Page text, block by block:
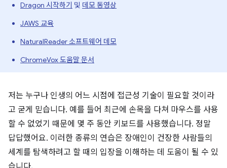
Dragon 시작하기 및 데모 동영상
JAWS 교육
NaturalReader 소프트웨어 데모
ChromeVox 도움말 문서
저는 누구나 인생의 어느 시점에 접근성 기술이 필요할 것이라
고 굳게 믿습니다. 예를 들어 최근에 손목을 다쳐 마우스를 사용
할 수 없었기 때문에 몇 주 동안 키보드를 사용했습니다. 정말
답답했어요. 이러한 종류의 연습은 장애인이 건장한 사람들의
세계를 탐색하려고 할 때의 입장을 이해하는 데 도움이 될 수 있